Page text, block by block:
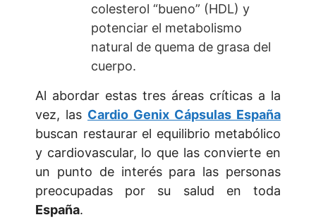
colesterol “bueno” (HDL) y
potenciar el metabolismo
natural de quema de grasa del
cuerpo.
Al abordar estas tres áreas críticas a la
vez, las Cardio Genix Cápsulas España
buscan restaurar el equilibrio metabólico
y cardiovascular, lo que las convierte en
un punto de interés para las personas
preocupadas por su salud en toda
España.